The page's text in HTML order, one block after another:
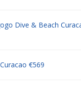
Dive & Beach
€569